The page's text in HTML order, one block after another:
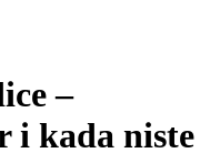
–
i kada niste